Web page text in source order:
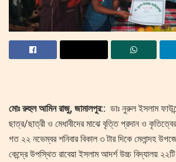
মোঃ রুহুল আমিন রাজু, জামালপুর:: ডাঃ নুরুল ইসলাম
ছাত্র/ছাত্রী ও মেধাবীদের মাঝে বৃত্তি প্রদান ও
গত ২২ নভেম্বর শনিবার বিকাল ৩ টার দিকে মেলান্দহ
কেন্দ্রে উপস্থিত রাবেয়া ইসলাম আদর্শ উচ্চ বিদ্যালয়